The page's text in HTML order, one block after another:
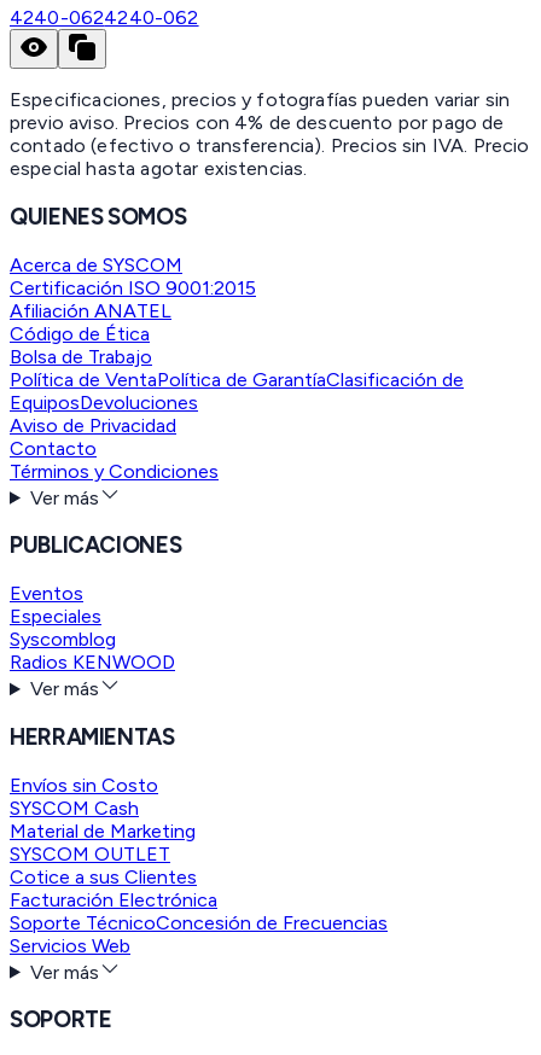
4240-0624240-062
Especificaciones, precios y fotografías pueden variar sin
previo aviso. Precios con 4% de descuento por pago de
contado (efectivo o transferencia). Precios sin IVA. Precio
especial hasta agotar existencias.
QUIENES SOMOS
Acerca de SYSCOM
Certificación ISO 9001:2015
Afiliación ANATEL
Código de Ética
Bolsa de Trabajo
Política de VentaPolítica de GarantíaClasificación de
EquiposDevoluciones
Aviso de Privacidad
Contacto
Términos y Condiciones
Ver más
PUBLICACIONES
Eventos
Especiales
Syscomblog
Radios KENWOOD
Ver más
HERRAMIENTAS
Envíos sin Costo
SYSCOM Cash
Material de Marketing
SYSCOM OUTLET
Cotice a sus Clientes
Facturación Electrónica
Soporte TécnicoConcesión de Frecuencias
Servicios Web
Ver más
SOPORTE